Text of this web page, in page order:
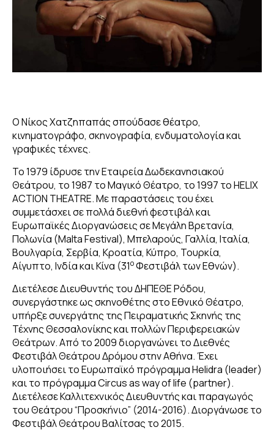
Ο Νίκος Χατζηπαπάς σπούδασε θέατρο,
κινηματογράφο, σκηνογραφία, ενδυματολογία και
γραφικές τέχνες.
Το 1979 ίδρυσε την Εταιρεία Δωδεκανησιακού
Θεάτρου, το 1987 το Μαγικό Θέατρο, το 1997 το HELIX
ACTION THEATRE. Με παραστάσεις του έχει
συμμετάσχει σε πολλά διεθνή φεστιβάλ και
Ευρωπαϊκές Διοργανώσεις σε Μεγάλη Βρετανία,
Πολωνία (Malta Festival), Μπελαρούς, Γαλλία, Ιταλία,
Βουλγαρία, Σερβία, Κροατία, Κύπρο, Τουρκία,
Αίγυπτο, Ινδία και Κίνα (31oΦεστιβάλ των Εθνών).
Διετέλεσε Διευθυντής του ΔΗΠΕΘΕ Ρόδου,
συνεργάστηκε ως σκηνοθέτης στο Εθνικό Θέατρο,
υπήρξε συνεργάτης της Πειραματικής Σκηνής της
Τέχνης Θεσσαλονίκης και πολλών Περιφερειακών
Θεάτρων. Από το 2009 διοργανώνει το Διεθνές
Φεστιβάλ Θεάτρου Δρόμου στην Αθήνα. Έχει
υλοποιήσει το Ευρωπαϊκό πρόγραμμα Helidra (leader)
και το πρόγραμμα Circus as way of life (partner).
Διετέλεσε Καλλιτεχνικός Διευθυντής και παραγωγός
του Θεάτρου “Προσκήνιο” (2014-2016). Διοργάνωσε το
Φεστιβάλ Θεάτρου Βαλίτσας το 2015.